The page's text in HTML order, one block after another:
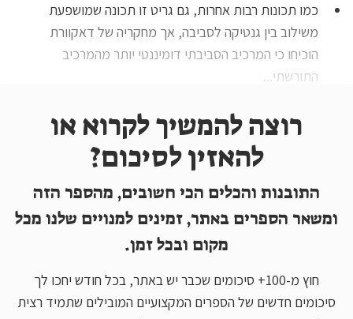
כמו תכונות רבות אחרות, גם גריט זו תכונה שמושפעת
משילוב בין גנטיקה לסביבה, אך מחקריה של דאקוורת
הוכיחו כי המרכיב הסביבתי דומיננטי יותר מהמרכיב
התורשתי...
רוצה להמשיך לקרוא או
להאזין לסיכום?
התובנות והכלים הכי חשובים, מהספר הזה
ומשאר הספרים באתר, זמינים למנויים שלנו מכל
מקום ובכל זמן.
חוץ מ-100+ סיכומים שכבר יש באתר, בכל חודש יחכו לך
סיכומים חדשים של הספרים המקצועיים המובילים שתמיד רצית